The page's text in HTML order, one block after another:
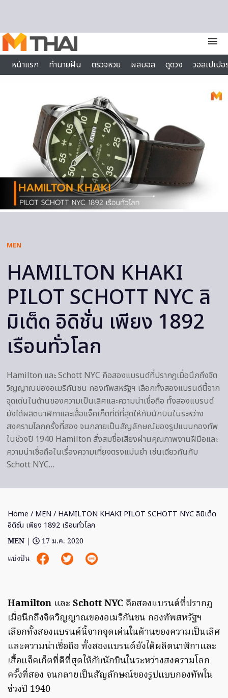
menu
หน้าแรก
ทำนายฝัน ตรวจหวย ผลบอล ดูดวง
วอลเปเป
MEN
HAMILTON KHAKI
PILOT SCHOTT NYC ลิ
มิเต็ด อิดิชั่น เพียง 1892
เรือนทั่วโลก
Hamilton และ Schott NYC คือสองแบรนด์ที่ปรากฎเมื่อนึกถึงจิต
วิญญาณของอเมริกันชน กองทัพสหรัฐฯ เลือกทั้งสองแบรนด์นี้จาก
จุดเด่นในด้านของความเป็นเลิศและความน่าเชื่อถือ ทั้งสองแบรนด์
ยังได้ผลิตนาฬิกาและเสื้อแจ็คเก็ตที่ดีที่สุดให้กับนักบินในระหว่าง
สงครามโลกครั้งที่สอง จนกลายเป็นสัญลักษณ์ของรูปแบบกองทัพ
ในช่วงปี 1940 Hamilton สั่งสมชื่อเสียงผ่านคุณภาพงานฝีมือและ
ความน่าเชื่อถือในเรื่องความเที่ยงตรงแม่นยำ เช่นเดียวกันกับ
Schott NYC…
Home / MEN / HAMILTON KHAKI PILOT SCHOTT NYC ลิมิเต็ด
อิดิชั่น เพียง 1892 เรือนทั่วโลก
MEN |
17 ม.ค. 2020
แบ่งปัน
Hamilton และ Schott NYC คือสองแบรนด์ที่ปรากฎ
เมื่อนึกถึงจิตวิญญาณของอเมริกันชน กองทัพสหรัฐฯ
เลือกทั้งสองแบรนด์นี้จากจุดเด่นในด้านของความเป็นเลิศ
และความน่าเชื่อถือ ทั้งสองแบรนด์ยังได้ผลิตนาฬิกาและ
เสื้อแจ็คเก็ตที่ดีที่สุดให้กับนักบินในระหว่างสงครามโลก
ครั้งที่สอง จนกลายเป็นสัญลักษณ์ของรูปแบบกองทัพใน
ช่วงปี 1940